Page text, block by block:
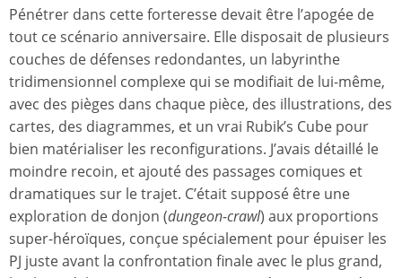
Pénétrer dans cette forteresse devait être l’apogée de
tout ce scénario anniversaire. Elle disposait de plusieurs
couches de défenses redondantes, un labyrinthe
tridimensionnel complexe qui se modifiait de lui-même,
avec des pièges dans chaque pièce, des illustrations, des
cartes, des diagrammes, et un vrai Rubik’s Cube pour
bien matérialiser les reconfigurations. J’avais détaillé le
moindre recoin, et ajouté des passages comiques et
dramatiques sur le trajet. C’était supposé être une
exploration de donjon (dungeon-crawl) aux proportions
super-héroïques, conçue spécialement pour épuiser les
PJ juste avant la confrontation finale avec le plus grand,